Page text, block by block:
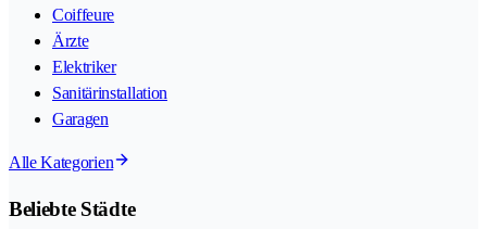
Coiffeure
Ärzte
Elektriker
Sanitärinstallation
Garagen
Alle Kategorien
Beliebte Städte